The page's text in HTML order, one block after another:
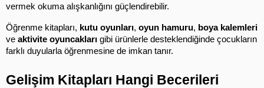
vermek okuma alışkanlığını güçlendirebilir.
Öğrenme kitapları, kutu oyunları, oyun hamuru, boya kalemleri
ve aktivite oyuncakları gibi ürünlerle desteklendiğinde çocukların
farklı duyularla öğrenmesine de imkan tanır.
Gelişim Kitapları Hangi Becerileri